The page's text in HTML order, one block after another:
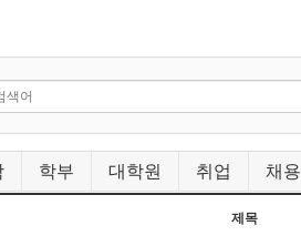
학부 대학원 취업 채용
제목